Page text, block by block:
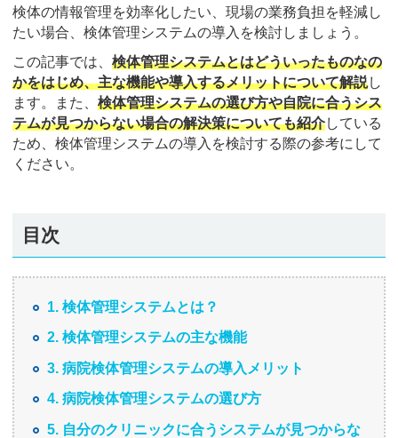
検体の情報管理を効率化したい、現場の業務負担を軽減し
たい場合、検体管理システムの導入を検討しましょう。
この記事では、 検体管理システムとはどういったものなの
かをはじめ、主な機能や導入するメリットについて解説し
ます。また、 検体管理システムの選び方や自院に合うシス
テムが見つからない場合の解決策についても紹介している
ため、検体管理システムの導入を検討する際の参考にして
ください。
目次
1. 検体管理システムとは？
2. 検体管理システムの主な機能
3. 病院検体管理システムの導入メリット
4. 病院検体管理システムの選び方
5. 自分のクリニックに合うシステムが見つからな